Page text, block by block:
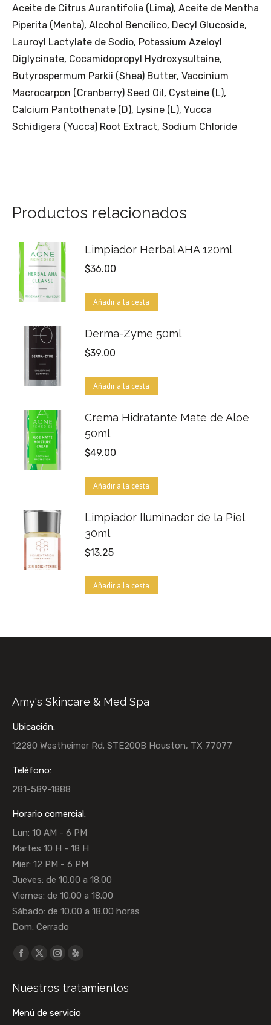
Aceite de Citrus Aurantifolia (Lima), Aceite de Mentha
Piperita (Menta), Alcohol Bencílico, Decyl Glucoside,
Lauroyl Lactylate de Sodio, Potassium Azeloyl
Diglycinate, Cocamidopropyl Hydroxysultaine,
Butyrospermum Parkii (Shea) Butter, Vaccinium
Macrocarpon (Cranberry) Seed Oil, Cysteine (L),
Calcium Pantothenate (D), Lysine (L), Yucca
Schidigera (Yucca) Root Extract, Sodium Chloride
Productos relacionados
Limpiador Herbal AHA 120ml
$36.00
Añadir a la cesta
Derma-Zyme 50ml
$39.00
Añadir a la cesta
Crema Hidratante Mate de Aloe
50ml
$49.00
Añadir a la cesta
Limpiador Iluminador de la Piel
30ml
$13.25
Añadir a la cesta
Amy's Skincare & Med Spa
Ubicación:
12280 Westheimer Rd. STE200B Houston, TX 77077
Teléfono:
281-589-1888
Horario comercial:
Lun: 10 AM - 6 PM
Martes 10 H - 18 H
Mier: 12 PM - 6 PM
Jueves: de 10.00 a 18.00
Viernes: de 10.00 a 18.00
Sábado: de 10.00 a 18.00 horas
Dom: Cerrado
Encuéntranos en:
La
Facebook
La
X
se
La
Instagram
La
Yelp
se
Nuestros tratamientos
Menú de servicio